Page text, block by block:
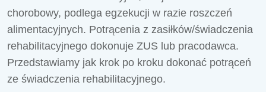
chorobowy, podlega egzekucji w razie roszczeń
alimentacyjnych. Potrącenia z zasiłków/świadczenia
rehabilitacyjnego dokonuje ZUS lub pracodawca.
Przedstawiamy jak krok po kroku dokonać potrąceń
ze świadczenia rehabilitacyjnego.